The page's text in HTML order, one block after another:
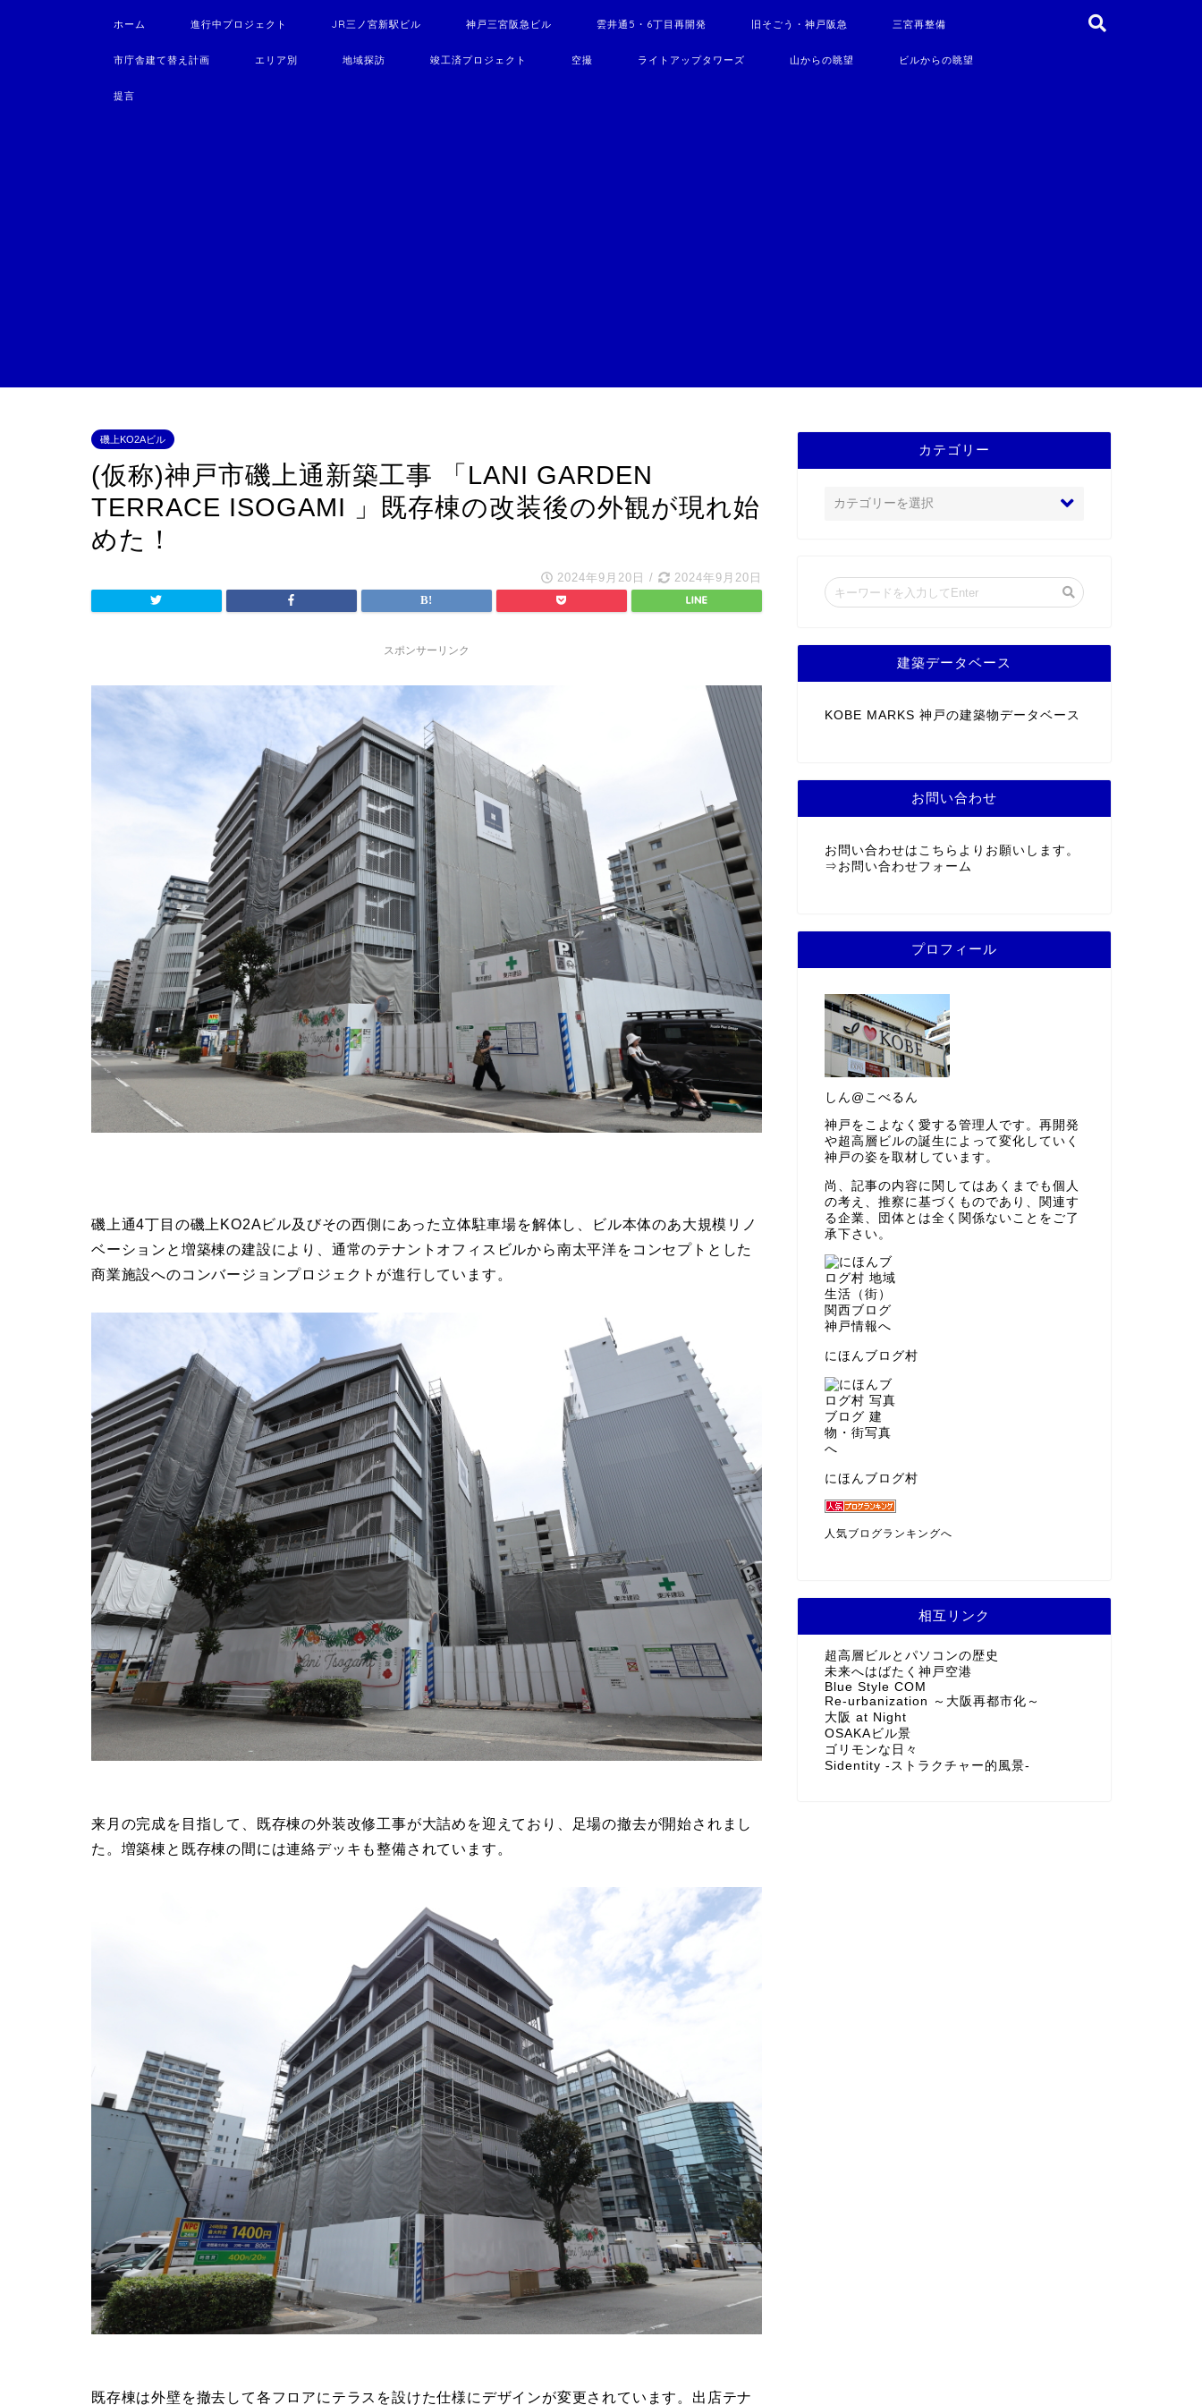
ホーム 進行中プロジェクト JR三ノ宮新駅ビル 神戸三宮阪急ビル 雲井通5・6丁目再開発 旧そごう・神戸阪急 三宮再整備
市庁舎建て替え計画 エリア別 地域探訪 竣工済プロジェクト 空撮 ライトアップタワーズ 山からの眺望 ビルからの眺望
提言
磯上KO2Aビル
(仮称)神戸市磯上通新築工事 「LANI GARDEN
TERRACE ISOGAMI 」既存棟の改装後の外観が現れ始
めた！
2024年9月20日 / 2024年9月20日
スポンサーリンク
磯上通4丁目の磯上KO2Aビル及びその西側にあった立体駐車場を解体し、ビル本体のあ大規模リノ
ベーションと増築棟の建設により、通常のテナントオフィスビルから南太平洋をコンセプトとした
商業施設へのコンバージョンプロジェクトが進行しています。
来月の完成を目指して、既存棟の外装改修工事が大詰めを迎えており、足場の撤去が開始されまし
た。増築棟と既存棟の間には連絡デッキも整備されています。
既存棟は外壁を撤去して各フロアにテラスを設けた仕様にデザインが変更されています。出店テナ
カテゴリー
建築データベース
KOBE MARKS 神戸の建築物データベース
お問い合わせ
お問い合わせはこちらよりお願いします。
⇒ お問い合わせフォーム
プロフィール
しん@こべるん
神戸をこよなく愛する管理人です。再開発
や超高層ビルの誕生によって変化していく
神戸の姿を取材しています。
尚、記事の内容に関してはあくまでも個人
の考え、推察に基づくものであり、関連す
る企業、団体とは全く関係ないことをご了
承下さい。
にほんブログ村
にほんブログ村
人気ブログランキングへ
相互リンク
超高層ビルとパソコンの歴史
未来へはばたく神戸空港
Blue Style COM
Re-urbanization ～大阪再都市化～
大阪 at Night
OSAKAビル景
ゴリモンな日々
Sidentity -ストラクチャー的風景-